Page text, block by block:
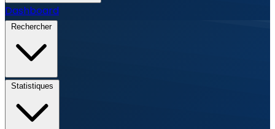
Dashboard
Rechercher
Statistiques